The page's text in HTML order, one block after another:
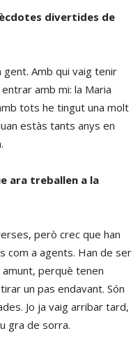
divertides de
gent. Amb qui vaig tenir
amb mi: la Maria
tots he tingut una molt
estàs tants anys en
ara treballen a la
però crec que han
com a agents. Han de ser
perquè tenen
un pas endavant. Són
Jo ja vaig arribar tard,
gra de sorra.